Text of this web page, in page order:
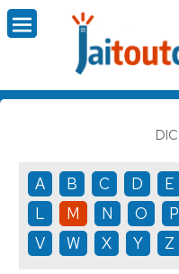
A B C D E
L
M N O P
V
W X Y Z